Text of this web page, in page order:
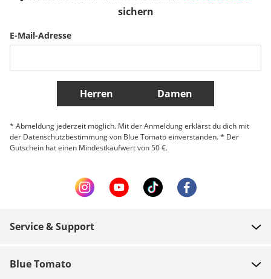
Slovenija
Belgique (Français) Danmark Norge
Weitere Länder
sichern
E-Mail-Adresse
Herren Damen
* Abmeldung jederzeit möglich. Mit der Anmeldung erklärst du dich mit
der Datenschutzbestimmung von Blue Tomato einverstanden. * Der
Gutschein hat einen Mindestkaufwert von 50 €.
Service & Support
Blue Tomato